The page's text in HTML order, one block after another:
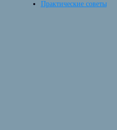
Практические советы